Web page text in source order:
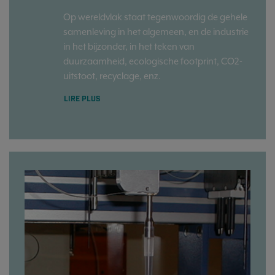
Op wereldvlak staat tegenwoordig de gehele
samenleving in het algemeen, en de industrie
in het bijzonder, in het teken van
duurzaamheid, ecologische footprint, CO2-
uitstoot, recyclage, enz.
LIRE PLUS